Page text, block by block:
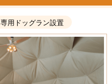
専用ドッグラン設置